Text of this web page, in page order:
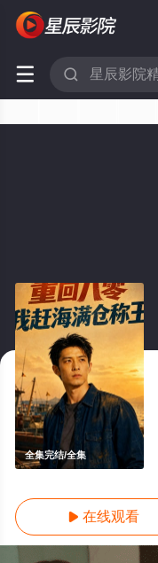
 
全集完结/全集
 在线观看